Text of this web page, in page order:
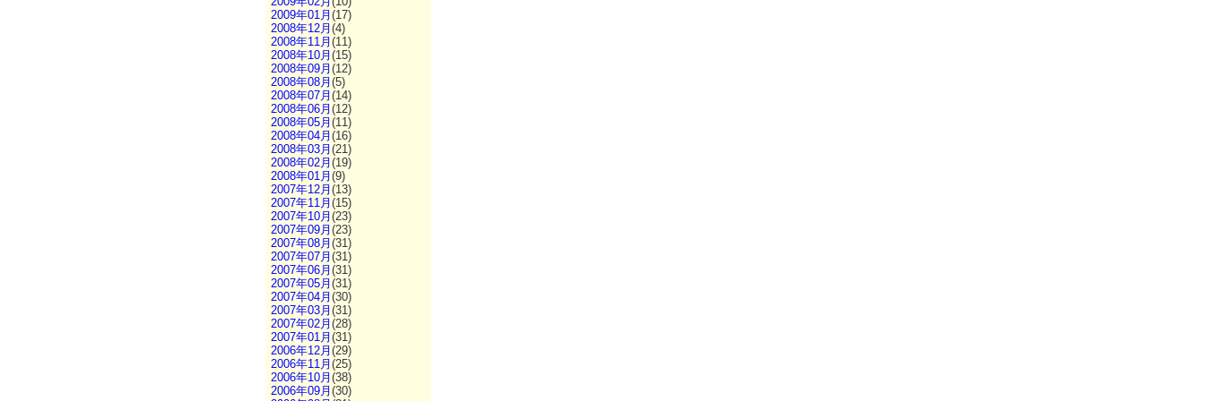
2009年01月 (17)
2008年12月 (4)
2008年11月 (11)
2008年10月 (15)
2008年09月 (12)
2008年08月 (5)
2008年07月 (14)
2008年06月 (12)
2008年05月 (11)
2008年04月 (16)
2008年03月 (21)
2008年02月 (19)
2008年01月 (9)
2007年12月 (13)
2007年11月 (15)
2007年10月 (23)
2007年09月 (23)
2007年08月 (31)
2007年07月 (31)
2007年06月 (31)
2007年05月 (31)
2007年04月 (30)
2007年03月 (31)
2007年02月 (28)
2007年01月 (31)
2006年12月 (29)
2006年11月 (25)
2006年10月 (38)
2006年09月 (30)